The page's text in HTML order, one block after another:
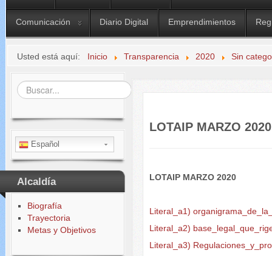
Comunicación Diario Digital Emprendimientos
Usted está aquí: Inicio Transparencia 2020 Sin
Buscar...
Español
Alcaldía
Biografía
Trayectoria
Metas y Objetivos
LOTAIP MARZO 2020
LOTAIP MARZO 2020
Literal_a1)
Literal_a2)
Literal_a3)